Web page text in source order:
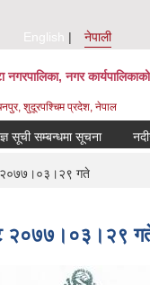
English
नेपाली
नगरपालिका, नगर
शुदूरपश्चिम प्रदेश, नेपाल
सूची सम्बन्धमा सूचना
२०७७।०३।२९ गते
२०७७।०३।२९